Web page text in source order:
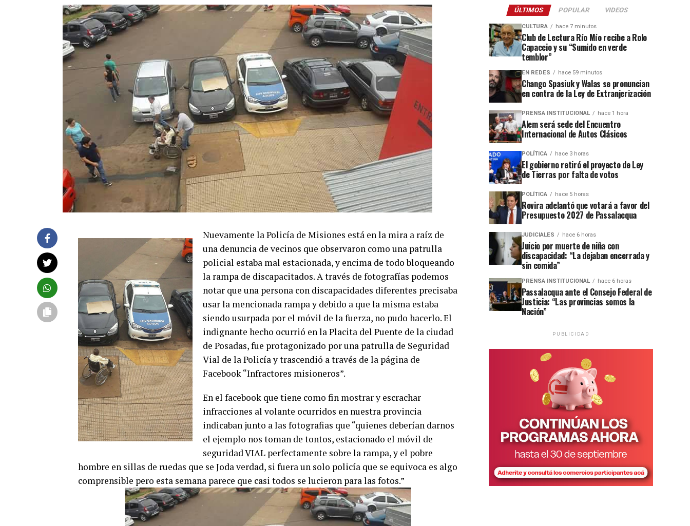
Nuevamente la Policía de Misiones está en la mira a raíz de
una denuncia de vecinos que observaron como una patrulla
policial estaba mal estacionada, y encima de todo bloqueando
la rampa de discapacitados. A través de fotografías podemos
notar que una persona con discapacidades diferentes precisaba
usar la mencionada rampa y debido a que la misma estaba
siendo usurpada por el móvil de la fuerza, no pudo hacerlo. El
indignante hecho ocurrió en la Placita del Puente de la ciudad
de Posadas, fue protagonizado por una patrulla de Seguridad
Vial de la Policía y trascendió a través de la página de
Facebook “Infractores misioneros”.
En el facebook que tiene como fin mostrar y escrachar
infracciones al volante ocurridos en nuestra provincia
indicaban junto a las fotografias que “quienes deberían darnos
el ejemplo nos toman de tontos, estacionado el móvil de
seguridad VIAL perfectamente sobre la rampa, y el pobre
hombre en sillas de ruedas que se Joda verdad, si fuera un solo policía que se equivoca es algo
comprensible pero esta semana parece que casi todos se lucieron para las fotos.”
ÚLTIMOS POPULAR VIDEOS
CULTURA hace 7 minutos
Club de Lectura Río Mío recibe a Rolo
Capaccio y su “Sumido en verde
temblor”
EN REDES hace 59 minutos
Chango Spasiuk y Walas se pronuncian
en contra de la Ley de Extranjerización
PRENSA INSTITUCIONAL hace 1 hora
Alem será sede del Encuentro
Internacional de Autos Clásicos
POLÍTICA hace 3 horas
El gobierno retiró el proyecto de Ley
de Tierras por falta de votos
POLÍTICA hace 5 horas
Rovira adelantó que votará a favor del
Presupuesto 2027 de Passalacqua
JUDICIALES hace 6 horas
Juicio por muerte de niña con
discapacidad: “La dejaban encerrada y
sin comida”
PRENSA INSTITUCIONAL hace 6 horas
Passalacqua ante el Consejo Federal de
Justicia: “Las provincias somos la
Nación”
PUBLICIDAD